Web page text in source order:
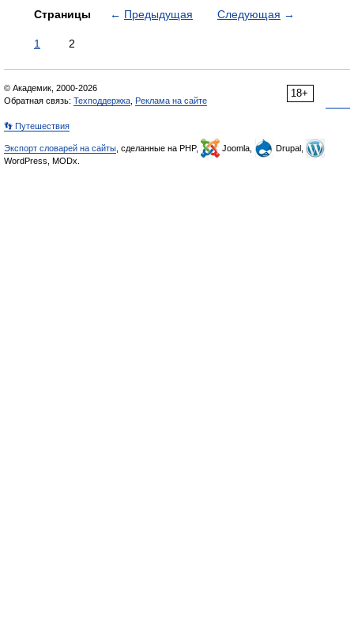
Страницы ← Предыдущая Следующая →
1 2
18+
© Академик, 2000-2026
Обратная связь: Техподдержка Реклама на сайте
👣 Путешествия
Экспорт словарей на сайты , сделанные на PHP, Joomla,
Drupal,
WordPress, MODx.